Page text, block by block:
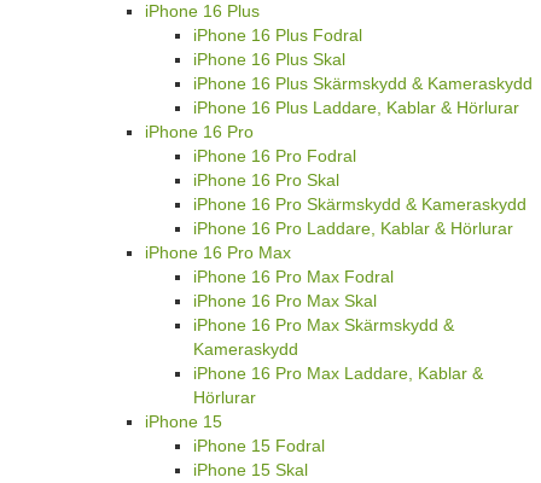
iPhone 16 Plus
iPhone 16 Plus Fodral
iPhone 16 Plus Skal
iPhone 16 Plus Skärmskydd & Kameraskydd
iPhone 16 Plus Laddare, Kablar & Hörlurar
iPhone 16 Pro
iPhone 16 Pro Fodral
iPhone 16 Pro Skal
iPhone 16 Pro Skärmskydd & Kameraskydd
iPhone 16 Pro Laddare, Kablar & Hörlurar
iPhone 16 Pro Max
iPhone 16 Pro Max Fodral
iPhone 16 Pro Max Skal
iPhone 16 Pro Max Skärmskydd &
Kameraskydd
iPhone 16 Pro Max Laddare, Kablar &
Hörlurar
iPhone 15
iPhone 15 Fodral
iPhone 15 Skal